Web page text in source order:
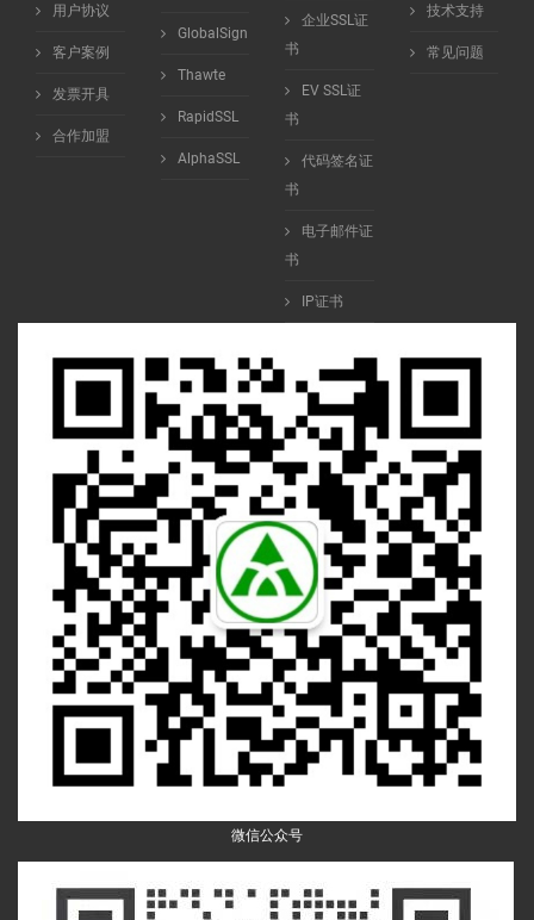
用户协议
客户案例
发票开具
合作加盟
GlobalSign
Thawte
RapidSSL
AlphaSSL
企业SSL证
书
EV SSL证
书
代码签名证
书
电子邮件证
书
IP证书
技术支持
常见问题
微信公众号